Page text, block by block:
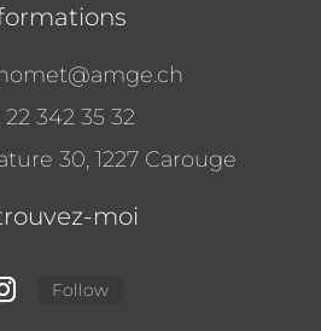
22 342 35 32
30,1227 Carouge
moi
Follow